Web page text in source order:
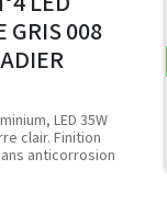
GRIS 008
LED 35W
clair. Finition
anticorrosion